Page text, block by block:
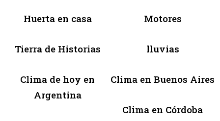
Huerta en casa Motores
Tierra de Historias lluvias
Clima de hoy en
Argentina
Clima en Buenos Aires
Clima en Córdoba